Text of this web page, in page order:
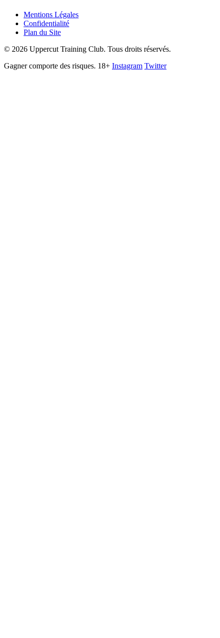
Mentions Légales
Confidentialité
Plan du Site
© 2026 Uppercut Training Club. Tous droits réservés.
Gagner comporte des risques. 18+ Instagram Twitter